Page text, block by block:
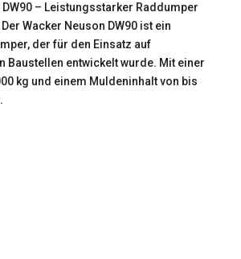
– Leistungsstarker Raddumper
Wacker Neuson DW90 ist ein
der für den Einsatz auf
Baustellen entwickelt wurde. Mit einer
kg und einem Muldeninhalt von bis